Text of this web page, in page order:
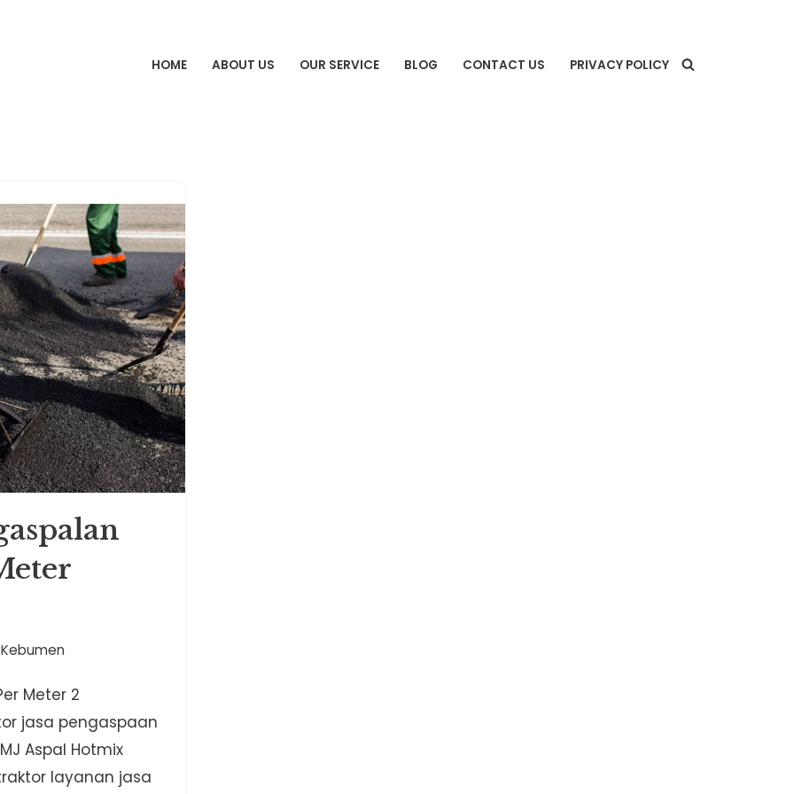
HOME ABOUT US OUR SERVICE BLOG CONTACT US PRIVACY POLICY
Meter 2
jasa pengaspaan
Aspal Hotmix
layanan jasa